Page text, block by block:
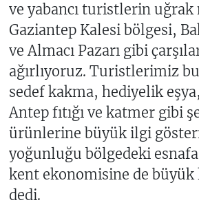
ve yabancı turistlerin uğrak
Gaziantep Kalesi bölgesi,
ve Almacı Pazarı gibi
ağırlıyoruz. Turistlerimiz
sedef kakma, hediyelik
Antep fıtığı ve katmer gibi
ürünlerine büyük ilgi
yoğunluğu bölgedeki esnafa
kent ekonomisine de büyük
dedi.